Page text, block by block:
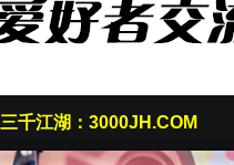
三千江湖：3000JH.COM